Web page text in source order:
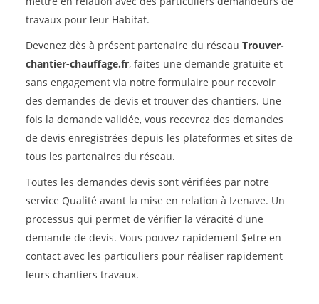
travaux pour leur Habitat.
Devenez dès à présent partenaire du réseau Trouver-
chantier-chauffage.fr, faites une demande gratuite et
sans engagement via notre formulaire pour recevoir
des demandes de devis et trouver des chantiers. Une
fois la demande validée, vous recevrez des demandes
de devis enregistrées depuis les plateformes et sites de
tous les partenaires du réseau.
Toutes les demandes devis sont vérifiées par notre
service Qualité avant la mise en relation à Izenave. Un
processus qui permet de vérifier la véracité d'une
demande de devis. Vous pouvez rapidement $etre en
contact avec les particuliers pour réaliser rapidement
leurs chantiers travaux.